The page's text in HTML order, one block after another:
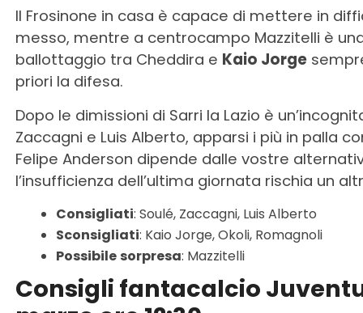
Il Frosinone in casa è capace di mettere in
messo, mentre a centrocampo Mazzitelli è
ballottaggio tra Cheddira e Kaio Jorge
priori la difesa.
Dopo le dimissioni di Sarri la Lazio è
Zaccagni e Luis Alberto, apparsi i più in palla
Felipe Anderson dipende dalle vostre
l’insufficienza dell’ultima giornata rischia un
Consigliati: Soulé, Zaccagni, Luis Alberto
Sconsigliati: Kaio Jorge, Okoli, Romagnoli
Possibile sorpresa: Mazzitelli
Consigli fantacalcio